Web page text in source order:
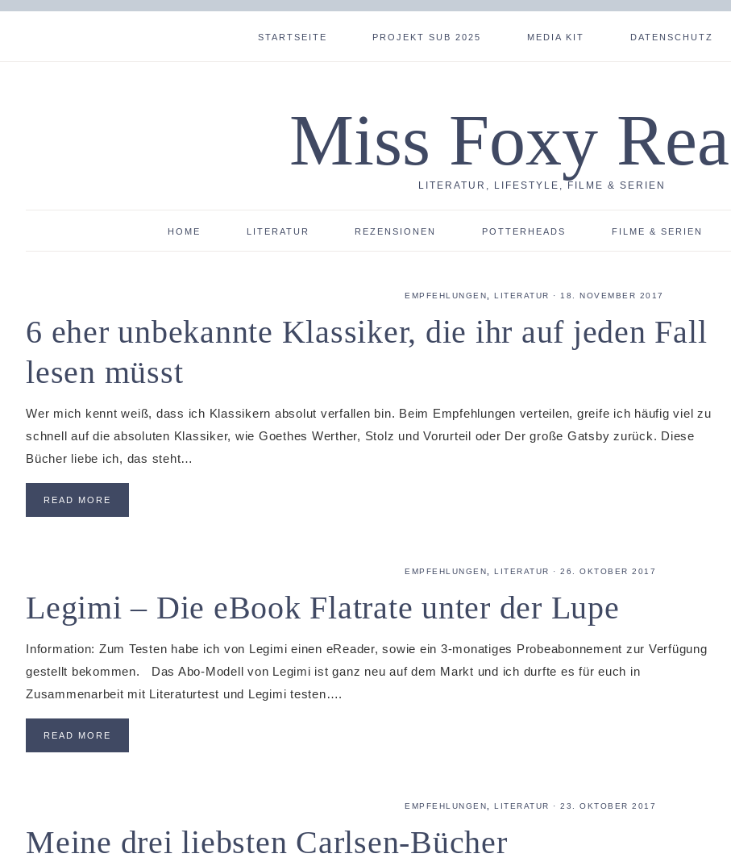
STARTSEITE PROJEKT SUB 2025 MEDIA KIT DATENSCHUTZ
Miss Foxy
LITERATUR, LIFESTYLE, FILME & SERIEN
HOME LITERATUR REZENSIONEN POTTERHEADS FILME & SERIEN
EMPFEHLUNGEN LITERATUR · 18. NOVEMBER 2017
6 eher unbekannte Klassiker, die ihr auf jeden Fall
lesen müsst
Wer mich kennt weiß, dass ich Klassikern absolut verfallen bin. Beim Empfehlungen verteilen, greife ich häufig viel zu
schnell auf die absoluten Klassiker, wie Goethes Werther, Stolz und Vorurteil oder Der große Gatsby zurück. Diese
Bücher liebe ich, das steht…
READ MORE
EMPFEHLUNGEN LITERATUR · 26. OKTOBER 2017
Legimi – Die eBook Flatrate unter der Lupe
Information: Zum Testen habe ich von Legimi einen eReader, sowie ein 3-monatiges Probeabonnement zur Verfügung
gestellt bekommen. Das Abo-Modell von Legimi ist ganz neu auf dem Markt und ich durfte es für euch in
Zusammenarbeit mit Literaturtest und Legimi testen….
READ MORE
EMPFEHLUNGEN LITERATUR · 23. OKTOBER 2017
Meine drei liebsten Carlsen-Bücher